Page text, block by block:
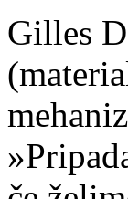
Gilles